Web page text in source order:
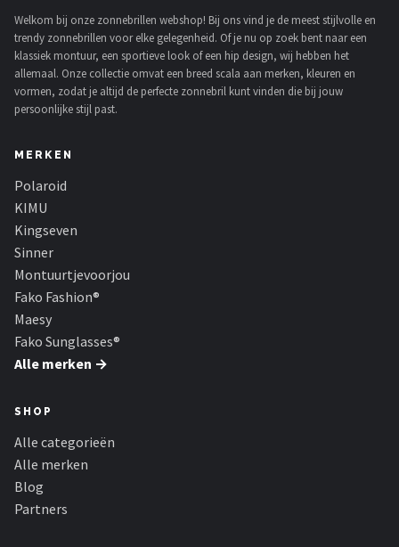
Maesy
Fako Sunglasses®
Guess
Serengeti
Welkom bij onze zonnebrillen webshop! Bij ons vind je de meest stijlvolle en
trendy zonnebrillen voor elke gelegenheid. Of je nu op zoek bent naar een
klassiek montuur, een sportieve look of een hip design, wij hebben het
allemaal. Onze collectie omvat een breed scala aan merken, kleuren en
vormen, zodat je altijd de perfecte zonnebril kunt vinden die bij jouw
persoonlijke stijl past.
MERKEN
Polaroid
KIMU
Kingseven
Sinner
Montuurtjevoorjou
Fako Fashion®
Maesy
Fako Sunglasses®
Alle merken →
SHOP
Alle categorieën
Alle merken
Blog
Partners